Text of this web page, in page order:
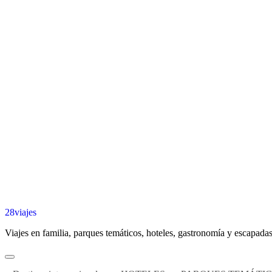
28viajes
Viajes en familia, parques temáticos, hoteles, gastronomía y